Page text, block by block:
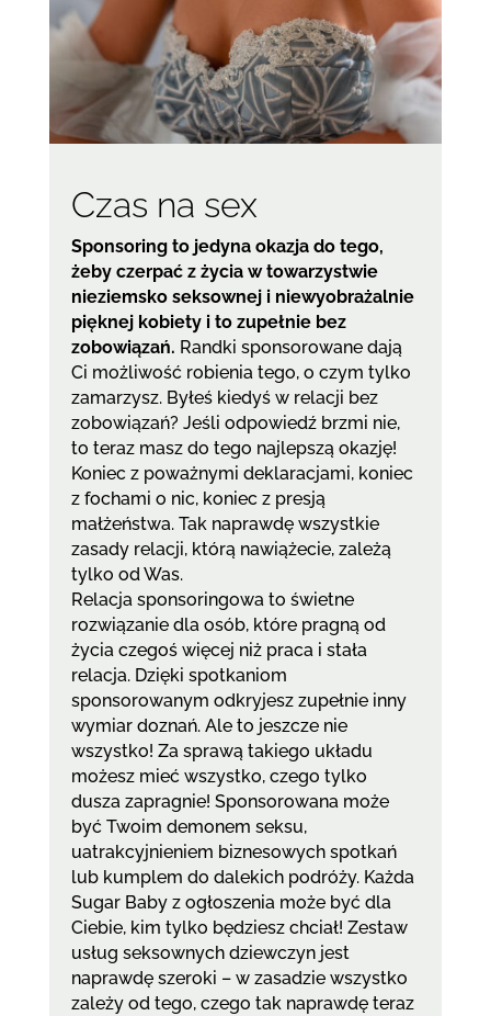
Czas na sex
Sponsoring to jedyna okazja do tego,
żeby czerpać z życia w towarzystwie
nieziemsko seksownej i niewyobrażalnie
pięknej kobiety i to zupełnie bez
zobowiązań. Randki sponsorowane dają
Ci możliwość robienia tego, o czym tylko
zamarzysz. Byłeś kiedyś w relacji bez
zobowiązań? Jeśli odpowiedź brzmi nie,
to teraz masz do tego najlepszą okazję!
Koniec z poważnymi deklaracjami, koniec
z fochami o nic, koniec z presją
małżeństwa. Tak naprawdę wszystkie
zasady relacji, którą nawiążecie, zależą
tylko od Was.
Relacja sponsoringowa to świetne
rozwiązanie dla osób, które pragną od
życia czegoś więcej niż praca i stała
relacja. Dzięki spotkaniom
sponsorowanym odkryjesz zupełnie inny
wymiar doznań. Ale to jeszcze nie
wszystko! Za sprawą takiego układu
możesz mieć wszystko, czego tylko
dusza zapragnie! Sponsorowana może
być Twoim demonem seksu,
uatrakcyjnieniem biznesowych spotkań
lub kumplem do dalekich podróży. Każda
Sugar Baby z ogłoszenia może być dla
Ciebie, kim tylko będziesz chciał! Zestaw
usług seksownych dziewczyn jest
naprawdę szeroki – w zasadzie wszystko
zależy od tego, czego tak naprawdę teraz